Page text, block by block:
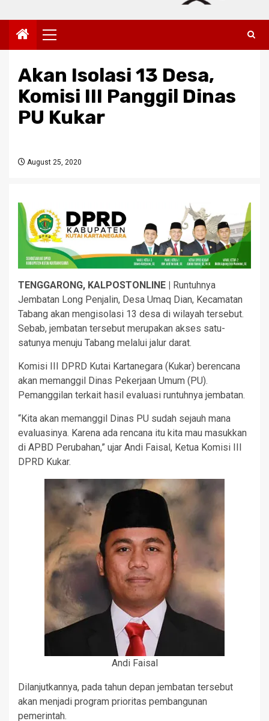
Primary
Menu
Akan Isolasi 13 Desa,
Komisi III Panggil Dinas
PU Kukar
August 25, 2020
TENGGARONG, KALPOSTONLINE |
Runtuhnya
Jembatan Long Penjalin, Desa Umaq Dian, Kecamatan
Tabang akan mengisolasi 13 desa di wilayah tersebut.
Sebab, jembatan tersebut merupakan akses satu-
satunya menuju Tabang melalui jalur darat.
Komisi III DPRD Kutai Kartanegara (Kukar) berencana
akan memanggil Dinas Pekerjaan Umum (PU).
Pemanggilan terkait hasil evaluasi runtuhnya jembatan.
“Kita akan memanggil Dinas PU sudah sejauh mana
evaluasinya. Karena ada rencana itu kita mau masukkan
di APBD Perubahan,” ujar Andi Faisal, Ketua Komisi III
DPRD Kukar.
Andi Faisal
Dilanjutkannya, pada tahun depan jembatan tersebut
akan menjadi program prioritas pembangunan
pemerintah.